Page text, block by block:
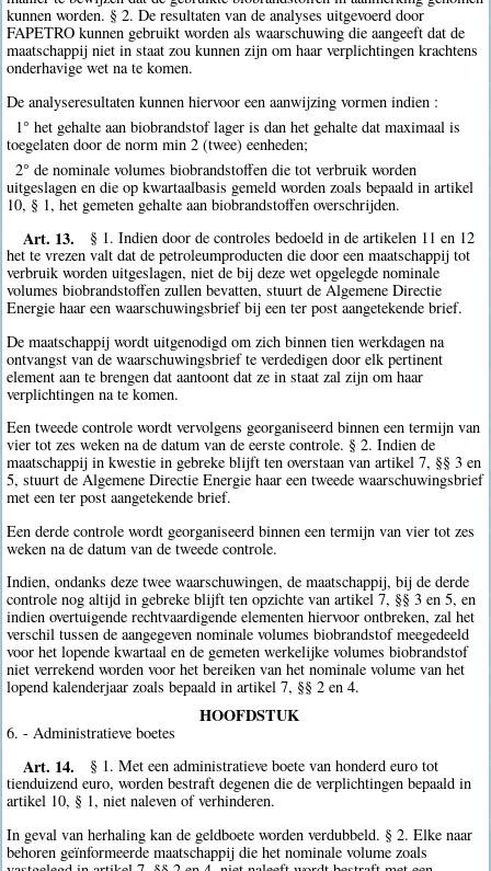
kunnen worden. § 2. De resultaten van de analyses uitgevoerd door
FAPETRO kunnen gebruikt worden als waarschuwing die aangeeft dat de
maatschappij niet in staat zou kunnen zijn om haar verplichtingen krachtens
onderhavige wet na te komen.
De analyseresultaten kunnen hiervoor een aanwijzing vormen indien :
1° het gehalte aan biobrandstof lager is dan het gehalte dat maximaal is
toegelaten door de norm min 2 (twee) eenheden;
2° de nominale volumes biobrandstoffen die tot verbruik worden
uitgeslagen en die op kwartaalbasis gemeld worden zoals bepaald in artikel
10, § 1, het gemeten gehalte aan biobrandstoffen overschrijden.
Art. 13.
§ 1. Indien door de controles bedoeld in de artikelen 11 en 12
het te vrezen valt dat de petroleumproducten die door een maatschappij tot
verbruik worden uitgeslagen, niet de bij deze wet opgelegde nominale
volumes biobrandstoffen zullen bevatten, stuurt de Algemene Directie
Energie haar een waarschuwingsbrief bij een ter post aangetekende brief.
De maatschappij wordt uitgenodigd om zich binnen tien werkdagen na
ontvangst van de waarschuwingsbrief te verdedigen door elk pertinent
element aan te brengen dat aantoont dat ze in staat zal zijn om haar
verplichtingen na te komen.
Een tweede controle wordt vervolgens georganiseerd binnen een termijn van
vier tot zes weken na de datum van de eerste controle. § 2. Indien de
maatschappij in kwestie in gebreke blijft ten overstaan van artikel 7, §§ 3 en
5, stuurt de Algemene Directie Energie haar een tweede waarschuwingsbrief
met een ter post aangetekende brief.
Een derde controle wordt georganiseerd binnen een termijn van vier tot zes
weken na de datum van de tweede controle.
Indien, ondanks deze twee waarschuwingen, de maatschappij, bij de derde
controle nog altijd in gebreke blijft ten opzichte van artikel 7, §§ 3 en 5, en
indien overtuigende rechtvaardigende elementen hiervoor ontbreken, zal het
verschil tussen de aangegeven nominale volumes biobrandstof meegedeeld
voor het lopende kwartaal en de gemeten werkelijke volumes biobrandstof
niet verrekend worden voor het bereiken van het nominale volume van het
lopend kalenderjaar zoals bepaald in artikel 7, §§ 2 en 4.
HOOFDSTUK
6. - Administratieve boetes
Art. 14.
§ 1. Met een administratieve boete van honderd euro tot
tienduizend euro, worden bestraft degenen die de verplichtingen bepaald in
artikel 10, § 1, niet naleven of verhinderen.
In geval van herhaling kan de geldboete worden verdubbeld. § 2. Elke naar
behoren geïnformeerde maatschappij die het nominale volume zoals